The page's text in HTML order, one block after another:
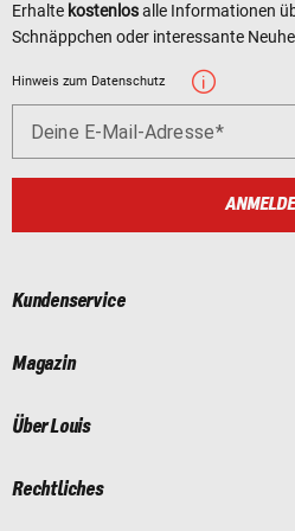
Erhalte kostenlosalle Informationen
Schnäppchen oder interessante
Hinweis zum Datenschutz
Deine E-Mail-Adresse
Kundenservice
Magazin
Über Louis
Rechtliches